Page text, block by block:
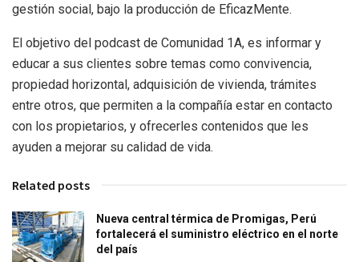
gestión social, bajo la producción de EficazMente.
El objetivo del podcast de Comunidad 1A, es informar y
educar a sus clientes sobre temas como convivencia,
propiedad horizontal, adquisición de vivienda, trámites
entre otros, que permiten a la compañía estar en contacto
con los propietarios, y ofrecerles contenidos que les
ayuden a mejorar su calidad de vida.
Related posts
Nueva central térmica de Promigas, Perú
fortalecerá el suministro eléctrico en el norte
del país